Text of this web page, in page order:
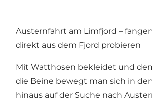
Austernfahrt am Limfjord –
direkt aus dem Fjord probieren
Mit Watthosen bekleidet und
die Beine bewegt man sich in
hinaus auf der Suche nach